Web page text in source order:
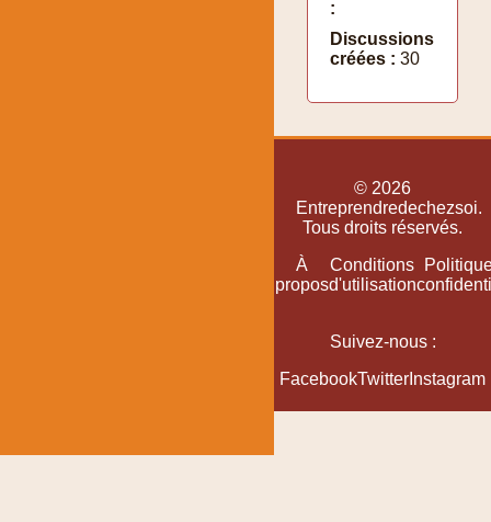
:
Discussions
créées : 30
© 2026
Entreprendredechezsoi.
Tous droits réservés.
À
propos
Conditions
d'utilisation
Suivez-nous :
FacebookTwitter Instagram